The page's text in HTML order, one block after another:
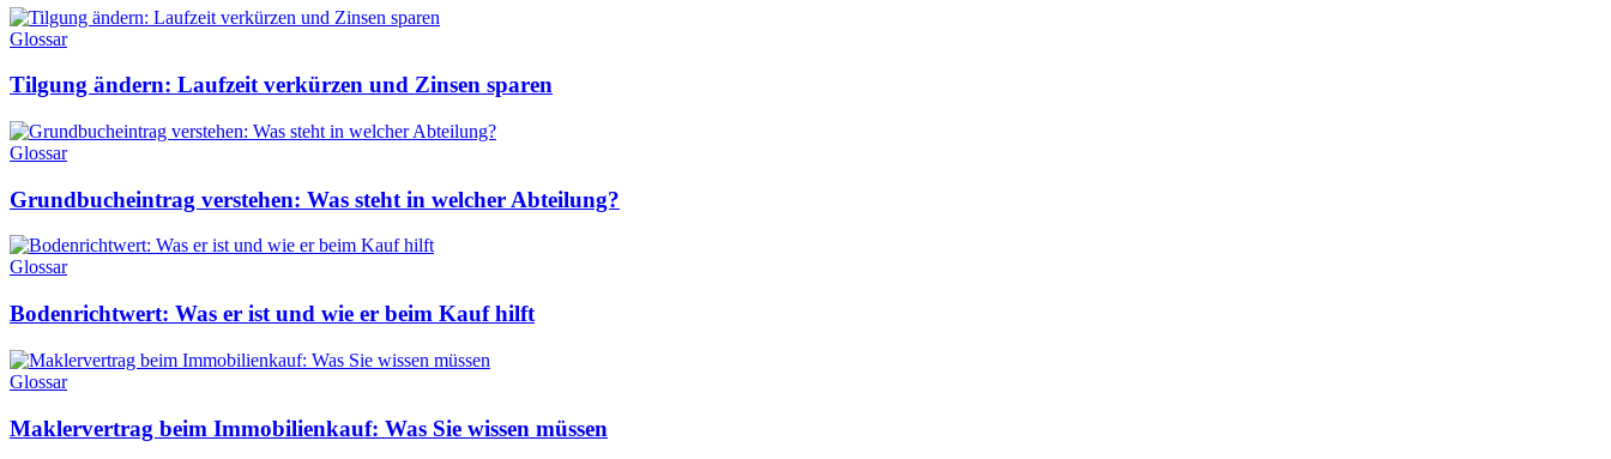
Glossar
Tilgung ändern: Laufzeit verkürzen und Zinsen sparen
Glossar
Grundbucheintrag verstehen: Was steht in welcher Abteilung?
Glossar
Bodenrichtwert: Was er ist und wie er beim Kauf hilft
Glossar
Maklervertrag beim Immobilienkauf: Was Sie wissen müssen